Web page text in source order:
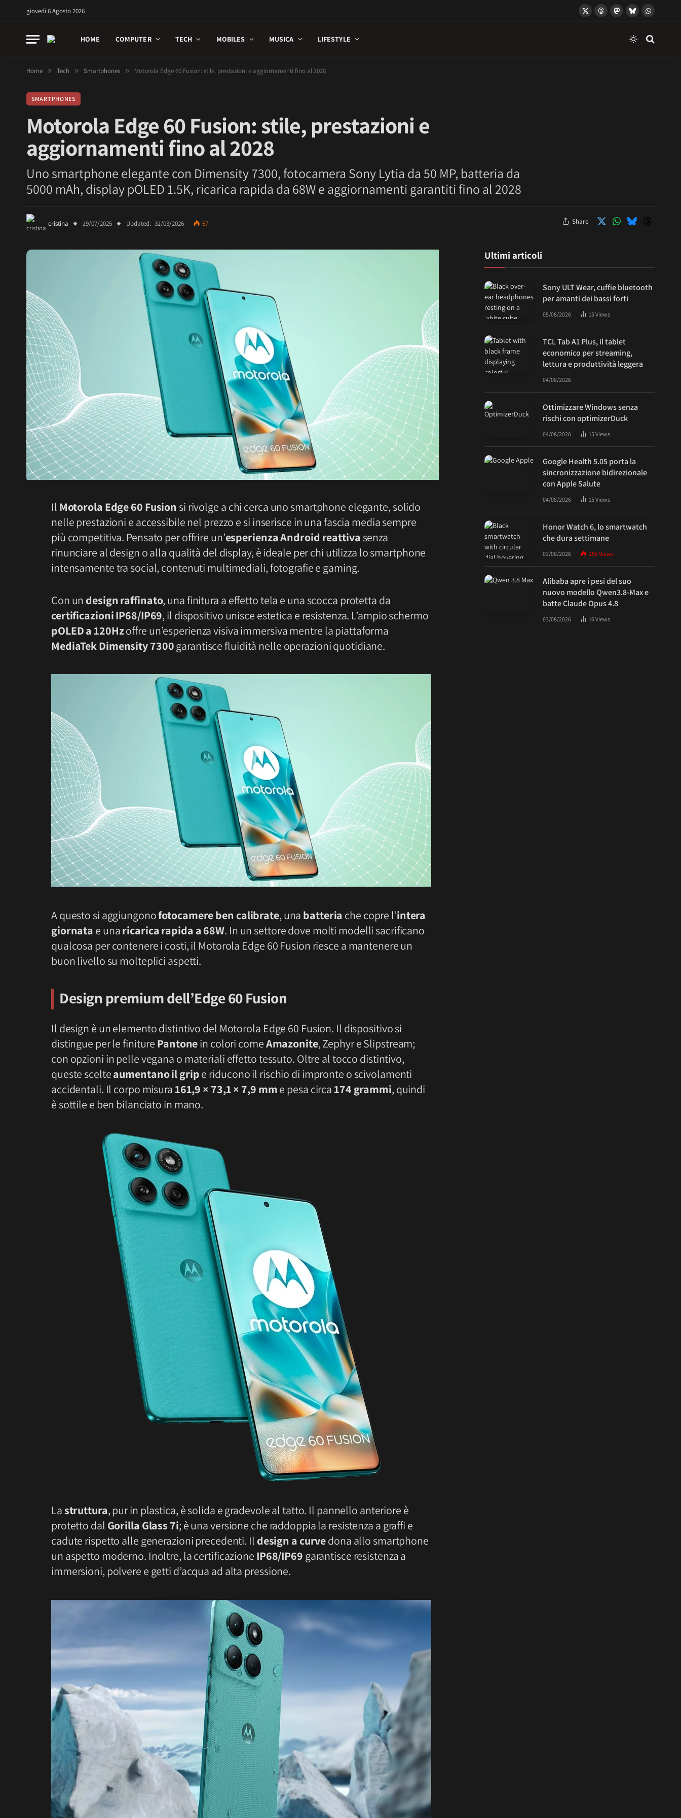
giovedì 6 Agosto 2026
X
ThreadsMastodon
BlueskyWhatsApp
HOME COMPUTER TECH MOBILES MUSICA LIFESTYLE
Home » Tech » Smartphones » Motorola Edge 60 Fusion: stile, prestazioni e aggiornamenti fino al 2028
SMARTPHONES
Motorola Edge 60 Fusion: stile, prestazioni e
aggiornamenti fino al 2028
Uno smartphone elegante con Dimensity 7300, fotocamera Sony Lytia da 50 MP, batteria da
5000 mAh, display pOLED 1.5K, ricarica rapida da 68W e aggiornamenti garantiti fino al 2028
cristina 19/07/2025 Updated: 31/03/2026 67 Share
Il Motorola Edge 60 Fusionsi rivolge a chi cerca uno smartphone elegante, solido
nelle prestazioni e accessibile nel prezzo e si inserisce in una fascia media sempre
più competitiva. Pensato per offrire un’esperienza Android reattivasenza
rinunciare al design o alla qualità del display, è ideale per chi utilizza lo smartphone
intensamente tra social, contenuti multimediali, fotografie e gaming.
Con un design raffinato, una finitura a effetto tela e una scocca protetta da
certificazioni IP68/IP69, il dispositivo unisce estetica e resistenza. L’ampio schermo
pOLED a 120Hzoffre un’esperienza visiva immersiva mentre la piattaforma
MediaTek Dimensity 7300garantisce fluidità nelle operazioni quotidiane.
A questo si aggiungonofotocamere ben calibrate, una batteria che copre l’intera
giornata e unaricarica rapida a 68W. In un settore dove molti modelli sacrificano
qualcosa per contenere i costi, il Motorola Edge 60 Fusion riesce a mantenere un
buon livello su molteplici aspetti.
Design premium dell’Edge 60 Fusion
Il design è un elemento distintivo del Motorola Edge 60 Fusion. Il dispositivo si
distingue per le finiture Pantonein colori comeAmazonite, Zephyr e Slipstream;
con opzioni in pelle vegana o materiali effetto tessuto. Oltre al tocco distintivo,
queste scelteaumentano il gripe riducono il rischio di impronte o scivolamenti
accidentali. Il corpo misura161,9 × 73,1 × 7,9 mme pesa circa174 grammi, quindi
è sottile e ben bilanciato in mano.
Lastruttura, pur in plastica, è solida e gradevole al tatto. Il pannello anteriore è
protetto dal Gorilla Glass 7i; è una versione che raddoppia la resistenza a graffi e
cadute rispetto alle generazioni precedenti. Il design a curvedona allo smartphone
un aspetto moderno. Inoltre, la certificazione IP68/IP69 garantisce resistenza a
immersioni, polvere e getti d’acqua ad alta pressione.
Ultimi articoli
Sony ULT Wear, cuffie bluetooth
per amanti dei bassi forti
05/08/2026 15Views
TCL Tab A1 Plus, il tablet
economico per streaming,
lettura e produttività leggera
04/08/2026
Ottimizzare Windows senza
rischi con optimizerDuck
04/08/2026 15Views
Google Health 5.05 porta la
sincronizzazione bidirezionale
con Apple Salute
04/08/2026 15Views
Honor Watch 6, lo smartwatch
che dura settimane
03/08/2026 256Views
Alibaba apre i pesi del suo
nuovo modello Qwen3.8-Max e
batte Claude Opus 4.8
03/08/2026 16Views